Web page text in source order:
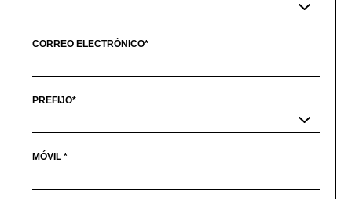
CORREO ELECTRÓNICO*
PREFIJO*
MÓVIL *